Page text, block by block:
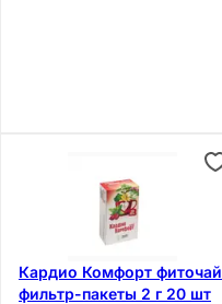
Кардио Комфорт фиточай
фильтр-пакеты 2 г 20 шт